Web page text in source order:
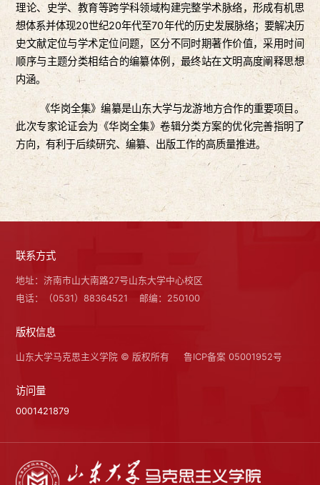
理论、史学、教育等跨学科领域构建完整学术脉络，形成有机思
想体系并体现20世纪20年代至70年代的历史发展脉络；要解决历
史文献定位与学术定位问题，区分不同时期著作价值，采用时间
顺序与主题分类相结合的编纂体例，最终站在文明高度阐释思想
内涵。
《华岗全集》编纂是山东大学与龙游地方合作的重要项目。
此次专家论证会为《华岗全集》卷辑分类方案的优化完善指明了
方向，有利于后续研究、编纂、出版工作的高质量推进。
联系方式
地址：济南市山大南路27号山东大学中心校区
电话：（0531）88364521
邮编：250100
版权信息
山东大学马克思主义学院 © 版权所有 鲁ICP备案 05001952号
访问量
0001421879